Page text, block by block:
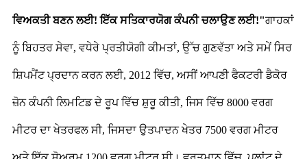
ਵਿਅਕਤੀ ਬਣਨ ਲਈ! ਇੱਕ ਸਤਿਕਾਰਯੋਗ ਕੰਪਨੀ ਚਲਾਉਣ ਲਈ!"ਗਾਹਕਾਂ
ਨੂੰ ਬਿਹਤਰ ਸੇਵਾ, ਵਧੇਰੇ ਪ੍ਰਤੀਯੋਗੀ ਕੀਮਤਾਂ, ਉੱਚ ਗੁਣਵੱਤਾ ਅਤੇ ਸਮੇਂ ਸਿਰ
ਸ਼ਿਪਮੈਂਟ ਪ੍ਰਦਾਨ ਕਰਨ ਲਈ, 2012 ਵਿੱਚ, ਅਸੀਂ ਆਪਣੀ ਫੈਕਟਰੀ ਡੈਕੋਰ
ਜ਼ੋਨ ਕੰਪਨੀ ਲਿਮਟਿਡ ਦੇ ਰੂਪ ਵਿੱਚ ਸ਼ੁਰੂ ਕੀਤੀ, ਜਿਸ ਵਿੱਚ 8000 ਵਰਗ
ਮੀਟਰ ਦਾ ਖੇਤਰਫਲ ਸੀ, ਜਿਸਦਾ ਉਤਪਾਦਨ ਖੇਤਰ 7500 ਵਰਗ ਮੀਟਰ